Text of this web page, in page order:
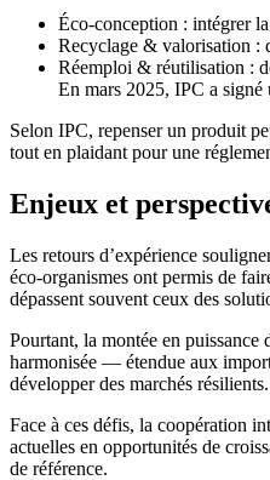
Éco-conception : intégrer
Recyclage & valorisation :
Réemploi & réutilisation :
En mars 2025, IPC a
Selon IPC, repenser un produit
tout en plaidant pour une
Enjeux et
Les retours d’expérience
éco‑organismes ont permis de
dépassent souvent ceux des
Pourtant, la montée en
harmonisée — étendue aux
développer des marchés résilients.
Face à ces défis, la coopération
actuelles en opportunités de
de référence.